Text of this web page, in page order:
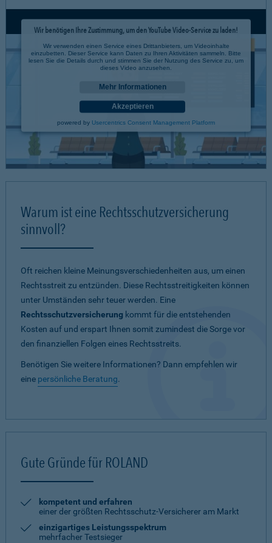
Wir benötigen Ihre Zustimmung, um den YouTube Video-Service zu laden!
Wir verwenden einen Service eines Drittanbieters, um Videoinhalte
einzubetten. Dieser Service kann Daten zu Ihren Aktivitäten sammeln. Bitte
lesen Sie die Details durch und stimmen Sie der Nutzung des Service zu, um
dieses Video anzusehen.
Mehr Informationen
Akzeptieren
powered by Usercentrics Consent Management Platform
Warum ist eine Rechtsschutzversicherung
sinnvoll?
Oft reichen kleine Meinungsverschiedenheiten aus, um einen
Rechtsstreit zu entzünden. Diese Rechtsstreitigkeiten können
unter Umständen sehr teuer werden. Eine
Rechtsschutzversicherung kommt für die entstehenden
Kosten auf und erspart Ihnen somit zumindest die Sorge vor
den finanziellen Folgen eines Rechtsstreits.
Benötigen Sie weitere Informationen? Dann empfehlen wir
eine persönliche Beratung.
Gute Gründe für ROLAND
kompetent und erfahren
einer der größten Rechtsschutz-Versicherer am Markt
einzigartiges Leistungsspektrum
mehrfacher Testsieger